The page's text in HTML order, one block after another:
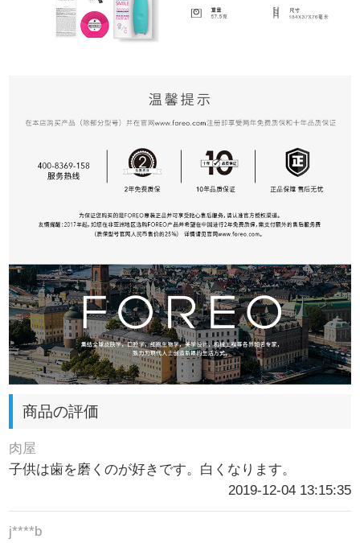
商品の評価
肉屋
子供は歯を磨くのが好きです。白くなります。
2019-12-04 13:15:35
j****b